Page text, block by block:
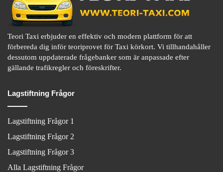
Teori Taxi erbjuder en effektiv och modern plattform för att
förbereda dig inför teoriprovet för Taxi körkort. Vi tillhandahåller
dessutom uppdaterade frågebanker som är anpassade efter
gällande trafikregler och föreskrifter.
Lagstiftning Frågor
Lagstiftning Frågor 1
Lagstiftning Frågor 2
Lagstiftning Frågor 3
Alla Lagstiftning Frågor